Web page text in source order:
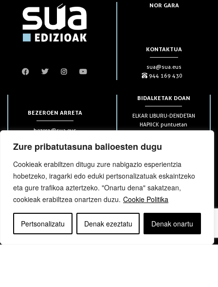
Zure pribatutasuna balioesten dugu
Cookieak erabiltzen ditugu zure nabigazio esperientzia
hobetzeko, iragarki edo eduki pertsonalizatuak eskaintzeko
eta gure trafikoa aztertzeko. "Onartu dena" sakatzean,
cookieak erabiltzea onartzen duzu. Cookie Politika
Pertsonalizatu Denak ezeztatu Denak onartu
NOR GARA
KONTAKTUA
sua@sua.eus
944 169 430
BEZEROEN ARRETA
bezero@sua.eus
HARPIDETZAK
BIDALKETAK DOAN
ELKAR LIBURU-DENDETAN
HAPIICK puntuetan
(soilik penintsulan)